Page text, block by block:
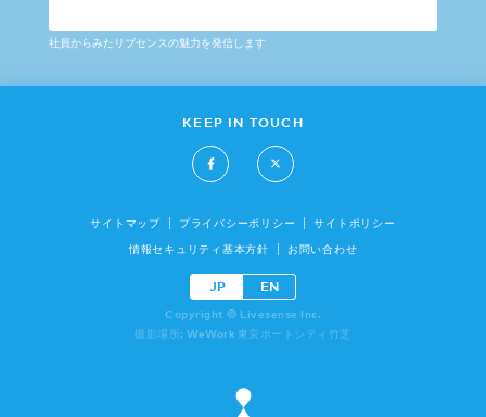
社員からみたリブセンスの魅力を発信します
KEEP IN TOUCH
サイトマップ プライバシーポリシー サイトポリシー
情報セキュリティ基本方針 お問い合わせ
JP EN
Copyright © Livesense Inc.
撮影場所: WeWork 東京ポートシティ竹芝